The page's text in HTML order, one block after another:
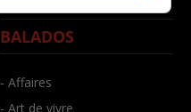
BALADOS
- Affaires
- Art de vivre